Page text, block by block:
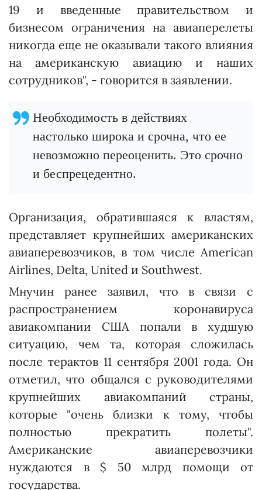
19 и введенные правительством и
бизнесом ограничения на авиаперелеты
никогда еще не оказывали такого влияния
на американскую авиацию и наших
сотрудников", - говорится в заявлении.
Необходимость в действиях
настолько широка и срочна, что ее
невозможно переоценить. Это срочно
и беспрецедентно.
Организация, обратившаяся к властям,
представляет крупнейших американских
авиаперевозчиков, в том числе American
Airlines, Delta, United и Southwest.
Мнучин ранее заявил, что в связи с
распространением коронавируса
авиакомпании США попали в худшую
ситуацию, чем та, которая сложилась
после терактов 11 сентября 2001 года. Он
отметил, что общался с руководителями
крупнейших авиакомпаний страны,
которые "очень близки к тому, чтобы
полностью прекратить полеты".
Американские авиаперевозчики
нуждаются в $ 50 млрд помощи от
государства.